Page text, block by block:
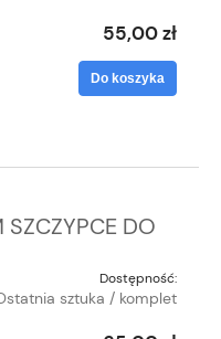
55,00 zł
Do koszyka
SZCZYPCE DO
Dostępność:
sztuka / komplet